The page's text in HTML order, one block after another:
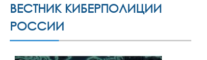
ВЕСТНИК КИБЕРПОЛИЦИИ
РОССИИ